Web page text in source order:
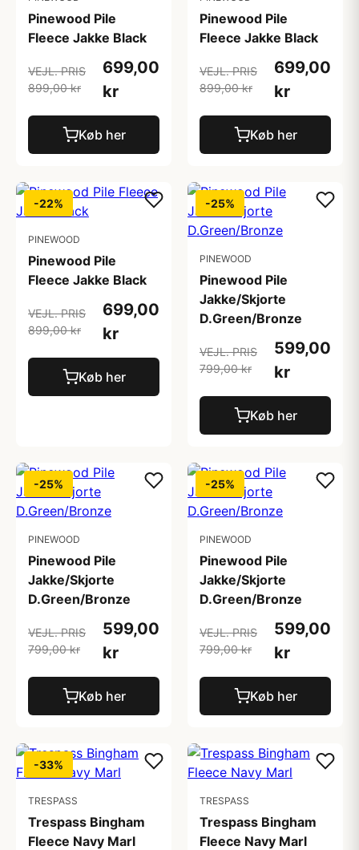
Pinewood Pile
Fleece Jakke Black
VEJL. PRIS
899,00 kr
699,00
kr
Køb her
Pinewood Pile
Fleece Jakke Black
VEJL. PRIS
899,00 kr
699,00
kr
Køb her
-22%
PINEWOOD
Pinewood Pile
Fleece Jakke Black
VEJL. PRIS
899,00 kr
699,00
kr
Køb her
-25%
PINEWOOD
Pinewood Pile
Jakke/Skjorte
D.Green/Bronze
VEJL. PRIS
799,00 kr
599,00
kr
Køb her
-25%
PINEWOOD
Pinewood Pile
Jakke/Skjorte
D.Green/Bronze
VEJL. PRIS
799,00 kr
599,00
kr
Køb her
-25%
PINEWOOD
Pinewood Pile
Jakke/Skjorte
D.Green/Bronze
VEJL. PRIS
799,00 kr
599,00
kr
Køb her
-33%
TRESPASS
Trespass Bingham
Fleece Navy Marl
TRESPASS
Trespass Bingham
Fleece Navy Marl